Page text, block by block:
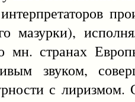
мазурки),
мн. странах
звуком,
с